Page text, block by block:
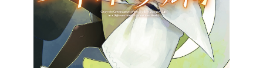
ロサージュノベルス
コミックガルド